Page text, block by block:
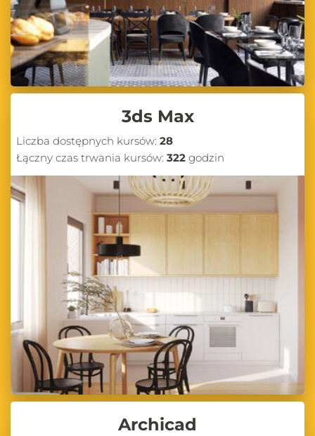
3ds Max
Liczba dostępnych kursów: 28
Łączny czas trwania kursów: 322 godzin
Archicad